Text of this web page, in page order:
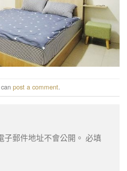
post a comment.
郵件地址不會公開。 必填